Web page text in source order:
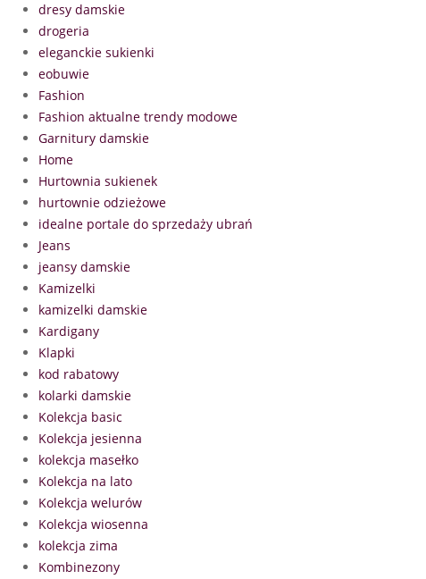
dresy damskie
drogeria
eleganckie sukienki
eobuwie
Fashion
Fashion aktualne trendy modowe
Garnitury damskie
Home
Hurtownia sukienek
hurtownie odzieżowe
idealne portale do sprzedaży ubrań
Jeans
jeansy damskie
Kamizelki
kamizelki damskie
Kardigany
Klapki
kod rabatowy
kolarki damskie
Kolekcja basic
Kolekcja jesienna
kolekcja masełko
Kolekcja na lato
Kolekcja welurów
Kolekcja wiosenna
kolekcja zima
Kombinezony